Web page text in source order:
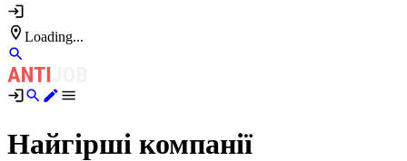
Loading...
Найгірші компанії